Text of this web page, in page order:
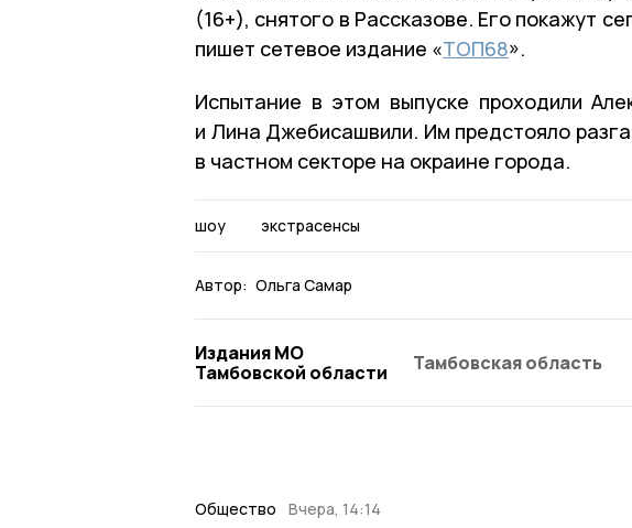
(16+), снятого в Рассказове. Его покажут
пишет сетевое издание «ТОП68».
Испытание в этом выпуске проходили
и Лина Джебисашвили. Им предстояло
в частном секторе на окраине города.
шоу экстрасенсы
Автор: Ольга Самар
Издания МО
Тамбовской области
Тамбовская область
Общество Вчера, 14:14